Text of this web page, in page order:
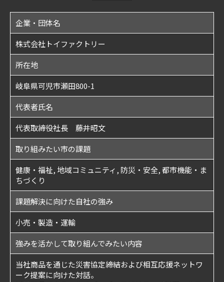
サテライトオフィスについて
企業・団体名
株式会社トイファクトリー
所在地
岐阜県可児市瀬田800-1
代表者氏名
代表取締役社長 藤井昭文
取り組みたい市の課題
健康・福祉, 地域コミュニティ, 防災・安全, 都市機能・ま
ちづくり
課題解決に向けた自社の強み
小売・製造・運輸
強みを活かして取り組んでみたい内容
当社商品を通じた災害協定締結および相互応援ネットワ
ーク提案に向けた対話。